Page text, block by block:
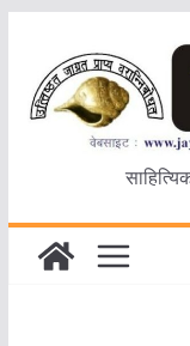
content